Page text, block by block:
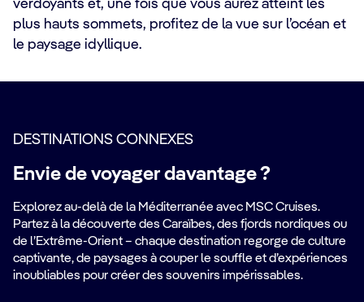
verdoyants et, une fois que vous aurez atteint les
plus hauts sommets, profitez de la vue sur l’océan et
le paysage idyllique.
DESTINATIONS CONNEXES
Envie de voyager davantage ?
Explorez au-delà de la Méditerranée avec MSC Cruises.
Partez à la découverte des Caraïbes, des fjords nordiques ou
de l’Extrême-Orient – chaque destination regorge de culture
captivante, de paysages à couper le souffle et d’expériences
inoubliables pour créer des souvenirs impérissables.